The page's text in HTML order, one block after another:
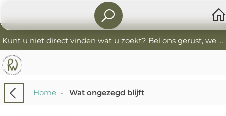
Kunt u niet direct vinden wat u zoekt? Bel ons gerust, we helpen u graag. 0341-552405 De Boekverkoopers
Home- Wat ongezegd blijft